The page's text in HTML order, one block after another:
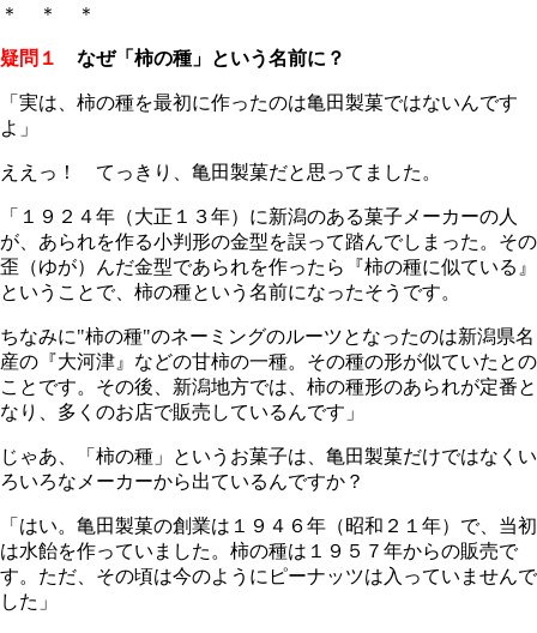
＊ ＊ ＊
疑問１ なぜ「柿の種」という名前に？
「実は、柿の種を最初に作ったのは亀田製菓ではないんです
よ」
ええっ！ てっきり、亀田製菓だと思ってました。
「１９２４年（大正１３年）に新潟のある菓子メーカーの人
が、あられを作る小判形の金型を誤って踏んでしまった。その
歪（ゆが）んだ金型であられを作ったら『柿の種に似ている』
ということで、柿の種という名前になったそうです。
ちなみに"柿の種"のネーミングのルーツとなったのは新潟県名
産の『大河津』などの甘柿の一種。その種の形が似ていたとの
ことです。その後、新潟地方では、柿の種形のあられが定番と
なり、多くのお店で販売しているんです」
じゃあ、「柿の種」というお菓子は、亀田製菓だけではなくい
ろいろなメーカーから出ているんですか？
「はい。亀田製菓の創業は１９４６年（昭和２１年）で、当初
は水飴を作っていました。柿の種は１９５７年からの販売で
す。ただ、その頃は今のようにピーナッツは入っていませんで
した」